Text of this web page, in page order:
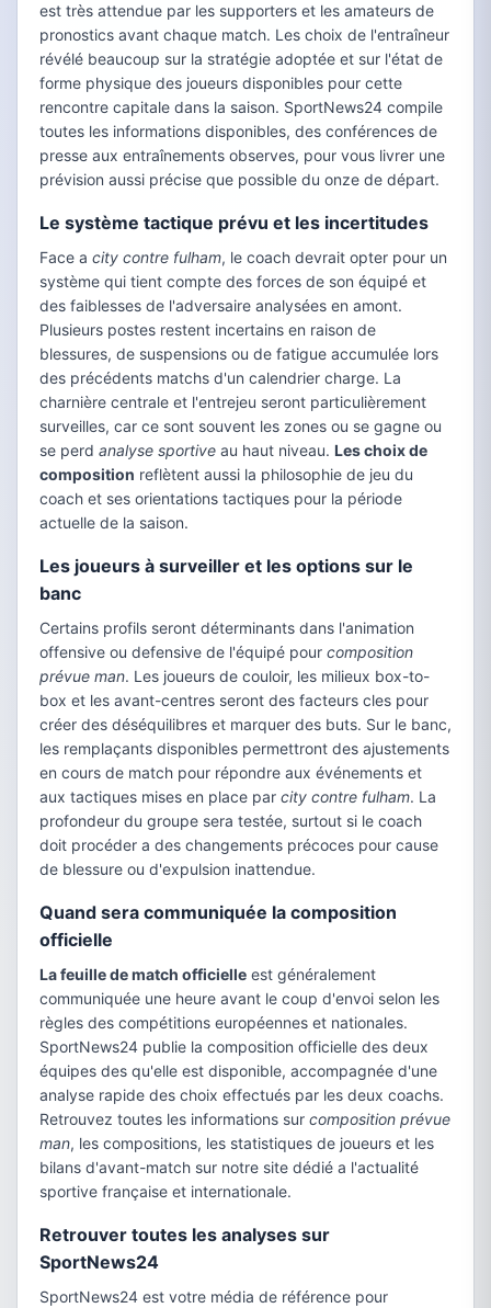
est très attendue par les supporters et les amateurs de
pronostics avant chaque match. Les choix de l'entraîneur
révélé beaucoup sur la stratégie adoptée et sur l'état de
forme physique des joueurs disponibles pour cette
rencontre capitale dans la saison. SportNews24 compile
toutes les informations disponibles, des conférences de
presse aux entraînements observes, pour vous livrer une
prévision aussi précise que possible du onze de départ.
Le système tactique prévu et les incertitudes
Face a city contre fulham, le coach devrait opter pour un
système qui tient compte des forces de son équipé et
des faiblesses de l'adversaire analysées en amont.
Plusieurs postes restent incertains en raison de
blessures, de suspensions ou de fatigue accumulée lors
des précédents matchs d'un calendrier charge. La
charnière centrale et l'entrejeu seront particulièrement
surveilles, car ce sont souvent les zones ou se gagne ou
se perd analyse sportive au haut niveau. Les choix de
composition reflètent aussi la philosophie de jeu du
coach et ses orientations tactiques pour la période
actuelle de la saison.
Les joueurs à surveiller et les options sur le
banc
Certains profils seront déterminants dans l'animation
offensive ou defensive de l'équipé pour composition
prévue man. Les joueurs de couloir, les milieux box-to-
box et les avant-centres seront des facteurs cles pour
créer des déséquilibres et marquer des buts. Sur le banc,
les remplaçants disponibles permettront des ajustements
en cours de match pour répondre aux événements et
aux tactiques mises en place par city contre fulham. La
profondeur du groupe sera testée, surtout si le coach
doit procéder a des changements précoces pour cause
de blessure ou d'expulsion inattendue.
Quand sera communiquée la composition
officielle
La feuille de match officielle est généralement
communiquée une heure avant le coup d'envoi selon les
règles des compétitions européennes et nationales.
SportNews24 publie la composition officielle des deux
équipes des qu'elle est disponible, accompagnée d'une
analyse rapide des choix effectués par les deux coachs.
Retrouvez toutes les informations sur composition prévue
man, les compositions, les statistiques de joueurs et les
bilans d'avant-match sur notre site dédié a l'actualité
sportive française et internationale.
Retrouver toutes les analyses sur
SportNews24
SportNews24 est votre média de référence pour